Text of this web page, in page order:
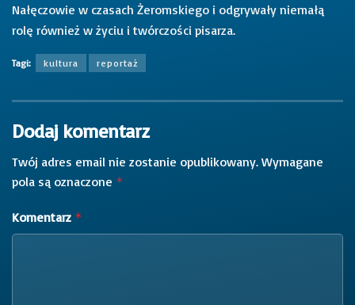
Nałęczowie w czasach Żeromskiego i odgrywały niemałą
rolę również w życiu i twórczości pisarza.
Tagi: kultura reportaż
Dodaj komentarz
Twój adres email nie zostanie opublikowany. Wymagane
pola są oznaczone *
Komentarz *